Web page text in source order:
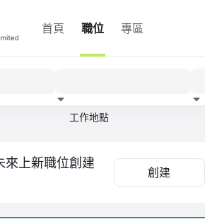
首頁 職位 專區
工作地點
來上新職位創建
創建